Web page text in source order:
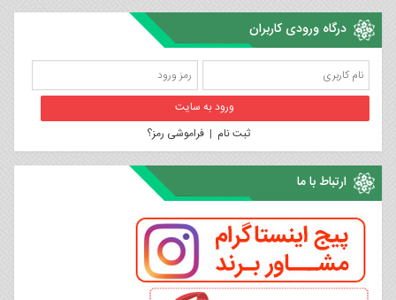
درگاه ورودی کاربران
ثبت نام |فراموشی رمز؟
ارتباط با ما